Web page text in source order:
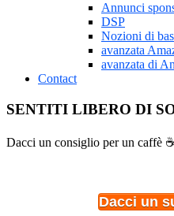
Annunci
DSP
Nozioni di
avanzata
avanzata di
Contact
SENTITI LIBERO DI
Dacci un consiglio per un caffè
Dacci un